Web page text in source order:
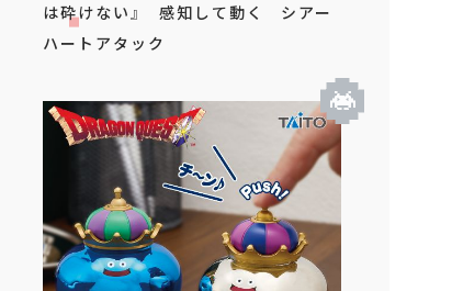
は砕けない』 感知して動く シアー
ハートアタック